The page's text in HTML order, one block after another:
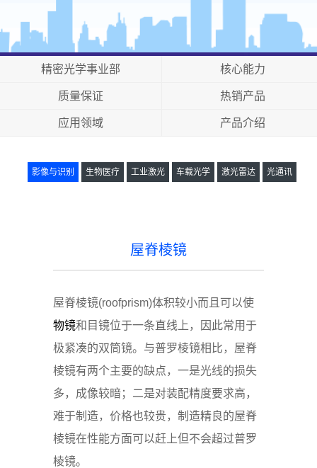
精密光学事业部 核心能力
质量保证 热销产品
应用领域 产品介绍
影像与识别 生物医疗 工业激光 车载光学 激光雷达 光通讯
屋脊棱镜
屋脊棱镜(roofprism)体积较小而且可以使
物镜和目镜位于一条直线上，因此常用于
极紧凑的双筒镜。与普罗棱镜相比，屋脊
棱镜有两个主要的缺点，一是光线的损失
多，成像较暗；二是对装配精度要求高，
难于制造，价格也较贵，制造精良的屋脊
棱镜在性能方面可以赶上但不会超过普罗
棱镜。